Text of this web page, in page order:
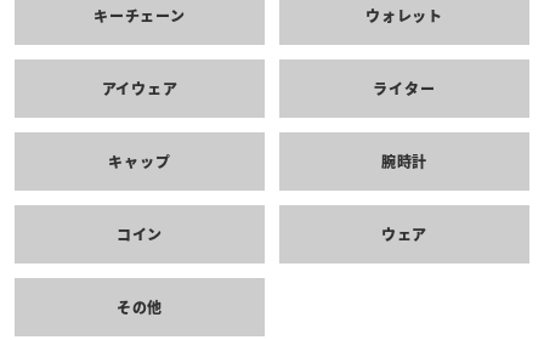
キーチェーン ウォレット
アイウェア ライター
キャップ 腕時計
コイン ウェア
その他